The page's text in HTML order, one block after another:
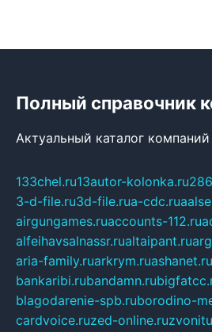
Полный справочник
Актуальный каталог
133chel.ru13autor-kolonka.ru
3-d-file.ru3d-file.rua-cdc.ru
airgungames.ruaccounts-112.ru
alfeihavsalnassr.rualtaipant.ru
aria-family.ruarkrym.ruashanet.ru
bankaribi.rubandamn.ru
blagodarenie-spb.ruborodino-
cardvoice.ruzed-online.ru